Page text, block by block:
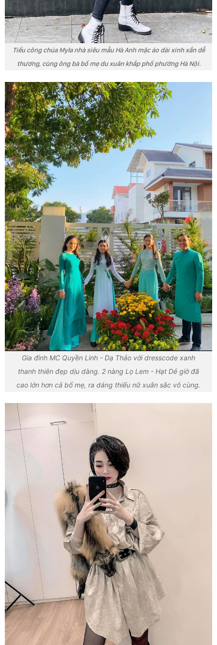
Tiểu công chúa Myla nhà siêu mẫu Hà Anh mặc áo dài xinh xắn dễ
thương, cùng ông bà bố mẹ du xuân khắp phố phường Hà Nội.
Gia đình MC Quyền Linh - Dạ Thảo với dresscode xanh
thanh thiên đẹp dịu dàng. 2 nàng Lọ Lem - Hạt Dẻ giờ đã
cao lớn hơn cả bố mẹ, ra dáng thiếu nữ xuân sắc vô cùng.